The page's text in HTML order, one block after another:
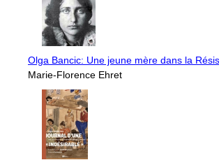
Olga Bancic: Une jeune mère dans la
Marie-Florence Ehret